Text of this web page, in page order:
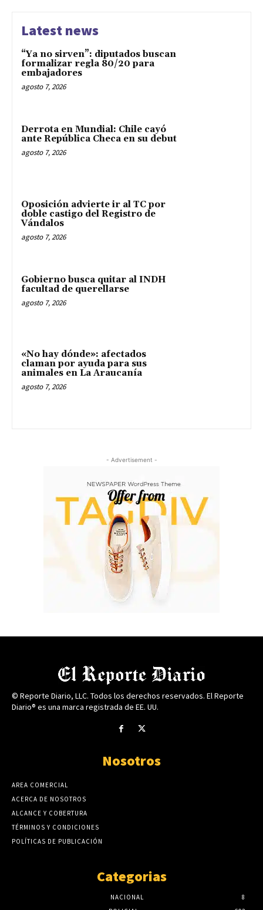
Latest news
“Ya no sirven”: diputados buscan
formalizar regla 80/20 para
embajadores
agosto 7, 2026
Derrota en Mundial: Chile cayó
ante República Checa en su debut
agosto 7, 2026
Oposición advierte ir al TC por
doble castigo del Registro de
Vándalos
agosto 7, 2026
Gobierno busca quitar al INDH
facultad de querellarse
agosto 7, 2026
«No hay dónde»: afectados
claman por ayuda para sus
animales en La Araucanía
agosto 7, 2026
- Advertisement -
© Reporte Diario, LLC. Todos los derechos reservados. El Reporte
Diario® es una marca registrada de EE. UU.
Nosotros
AREA COMERCIAL
ACERCA DE NOSOTROS
ALCANCE Y COBERTURA
TÉRMINOS Y CONDICIONES
POLÍTICAS DE PUBLICACIÓN
Categorias
NACIONAL
8